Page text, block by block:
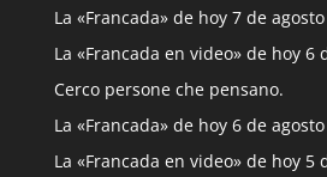
La «Francada» de hoy 7 de
La «Francada en video» de hoy 6
Cerco persone che pensano.
La «Francada» de hoy 6 de
La «Francada en video» de hoy 5